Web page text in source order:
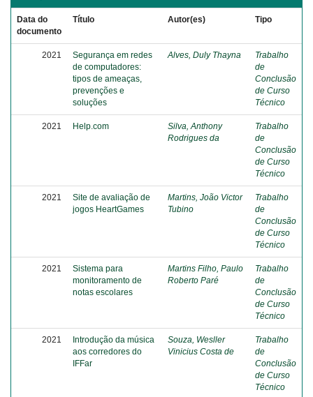
Data do
documento
Título Autor(es) Tipo
2021
Segurança em redes
de computadores:
tipos de ameaças,
prevenções e
soluções
Alves, Duly Thayna
Trabalho
de
Conclusão
de Curso
Técnico
2021 Help.com
Silva, Anthony
Rodrigues da
Trabalho
de
Conclusão
de Curso
Técnico
2021
Site de avaliação de
jogos HeartGames
Martins, João Victor
Tubino
Trabalho
de
Conclusão
de Curso
Técnico
2021
Sistema para
monitoramento de
notas escolares
Martins Filho, Paulo
Roberto Paré
Trabalho
de
Conclusão
de Curso
Técnico
2021
Introdução da música
aos corredores do
IFFar
Souza, Wesller
Vinicius Costa de
Trabalho
de
Conclusão
de Curso
Técnico